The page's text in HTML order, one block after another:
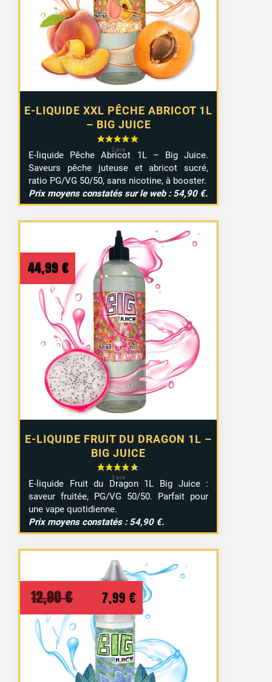
E-LIQUIDE XXL PÊCHE ABRICOT 1L
– BIG JUICE
E-liquide Pêche Abricot 1L – Big Juice.
Saveurs pêche juteuse et abricot sucré,
ratio PG/VG 50/50, sans nicotine, à booster.
Prix moyens constatés sur le web : 54,90 €.
E-LIQUIDE FRUIT DU DRAGON 1L –
BIG JUICE
44,99 €
E-liquide Fruit du Dragon 1L Big Juice :
saveur fruitée, PG/VG 50/50. Parfait pour
une vape quotidienne.
Prix moyens constatés : 54,90 €.
12,90€
Le
prix
initial
était :
7,99 € Le
prix
actuel
est :